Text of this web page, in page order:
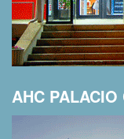
AHC PALACIO